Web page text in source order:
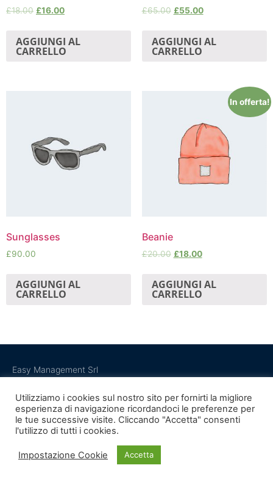
£18.00 £16.00
AGGIUNGI AL
CARRELLO
£65.00 £55.00
AGGIUNGI AL
CARRELLO
Sunglasses
£90.00
AGGIUNGI AL
CARRELLO
In offerta!
Beanie
£20.00 £18.00
AGGIUNGI AL
CARRELLO
Easy Management Srl
Partita Iva 03151130964
©2020 EasyManagement Srl All rights reserved
Utilizziamo i cookies sul nostro sito per fornirti la migliore
esperienza di navigazione ricordandoci le preferenze per
le tue successive visite. Cliccando "Accetta" consenti
l'utilizzo di tutti i cookies.
Impostazione Cookie Accetta